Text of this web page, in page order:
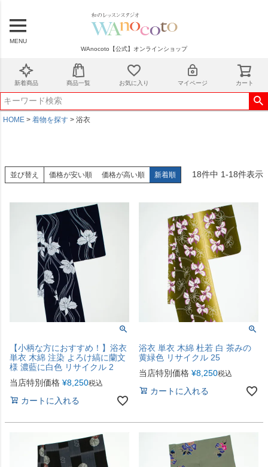
MENU
WAnocoto【公式】オンラインショップ
新着商品 商品一覧 お気に入り マイページ カート
HOME 着物を探す 浴衣
並び替え 価格が安い順 価格が高い順 新着順 18件中 1-18件表示
【小柄な方におすすめ！】浴衣
単衣 木綿 注染 よろけ縞に蘭文
様 濃藍に白色 リサイクル 2
当店特別価格 ¥8,250税込
カートに入れる
浴衣 単衣 木綿 杜若 白 茶みの
黄緑色 リサイクル 25
当店特別価格 ¥8,250税込
カートに入れる